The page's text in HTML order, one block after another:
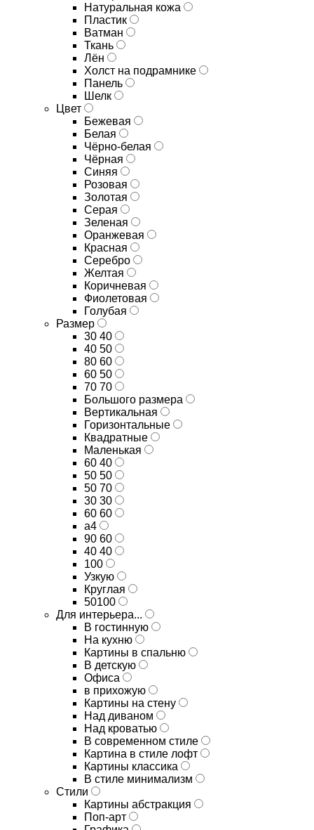
Натуральная кожа
Пластик
Ватман
Ткань
Лён
Холст на подрамнике
Панель
Шелк
Цвет
Бежевая
Белая
Чёрно-белая
Чёрная
Синяя
Розовая
Золотая
Серая
Зеленая
Оранжевая
Красная
Серебро
Желтая
Коричневая
Фиолетовая
Голубая
Размер
30 40
40 50
80 60
60 50
70 70
Большого размера
Вертикальная
Горизонтальные
Квадратные
Маленькая
60 40
50 50
50 70
30 30
60 60
а4
90 60
40 40
100
Узкую
Круглая
50100
Для интерьера...
В гостинную
На кухню
Картины в спальню
В детскую
Офиса
в прихожую
Картины на стену
Над диваном
Над кроватью
В современном стиле
Картина в стиле лофт
Картины классика
В стиле минимализм
Стили
Картины абстракция
Поп-арт